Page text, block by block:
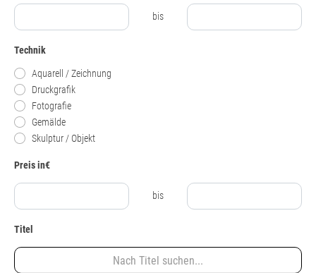
bis
Technik
Aquarell / Zeichnung
Druckgrafik
Fotografie
Gemälde
Skulptur / Objekt
Preis in€
bis
Titel